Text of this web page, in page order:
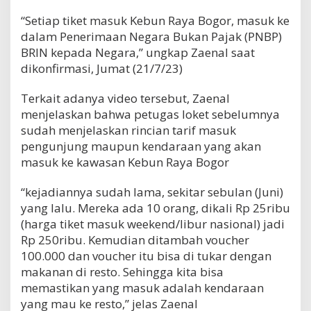
“Setiap tiket masuk Kebun Raya Bogor, masuk ke
dalam Penerimaan Negara Bukan Pajak (PNBP)
BRIN kepada Negara,” ungkap Zaenal saat
dikonfirmasi, Jumat (21/7/23)
Terkait adanya video tersebut, Zaenal
menjelaskan bahwa petugas loket sebelumnya
sudah menjelaskan rincian tarif masuk
pengunjung maupun kendaraan yang akan
masuk ke kawasan Kebun Raya Bogor
“kejadiannya sudah lama, sekitar sebulan (Juni)
yang lalu. Mereka ada 10 orang, dikali Rp 25ribu
(harga tiket masuk weekend/libur nasional) jadi
Rp 250ribu. Kemudian ditambah voucher
100.000 dan voucher itu bisa di tukar dengan
makanan di resto. Sehingga kita bisa
memastikan yang masuk adalah kendaraan
yang mau ke resto,” jelas Zaenal